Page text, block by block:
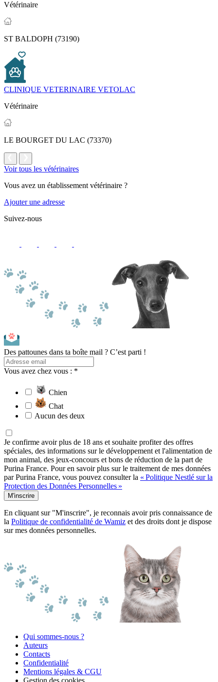
Vétérinaire
ST BALDOPH (73190)
CLINIQUE VETERINAIRE VETOLAC
Vétérinaire
LE BOURGET DU LAC (73370)
Voir tous les vétérinaires
Vous avez un établissement vétérinaire ?
Ajouter une adresse
Suivez-nous
Des pattounes dans ta boîte mail ? C’est parti !
Vous avez chez vous : *
Chien
Chat
Aucun des deux
Je confirme avoir plus de 18 ans et souhaite profiter des offres
spéciales, des informations sur le développement et l'alimentation de
mon animal, des jeux-concours et bons de réduction de la part de
Purina France. Pour en savoir plus sur le traitement de mes données
par Purina France, vous pouvez consulter la « Politique Nestlé sur la
Protection des Données Personnelles »
M'inscrire
En cliquant sur "M'inscrire", je reconnais avoir pris connaissance de
la Politique de confidentialité de Wamiz et des droits dont je dispose
sur mes données personnelles.
Qui sommes-nous ?
Auteurs
Contacts
Confidentialité
Mentions légales & CGU